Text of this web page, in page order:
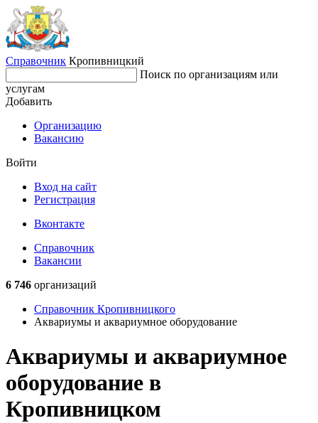
Справочник Кропивницкий
Поиск по организациям или
услугам
Добавить
Организацию
Вакансию
Войти
Вход на сайт
Регистрация
Вконтакте
Справочник
Вакансии
6 746 организаций
Справочник Кропивницкого
Аквариумы и аквариумное оборудование
Аквариумы и аквариумное
оборудование в
Кропивницком